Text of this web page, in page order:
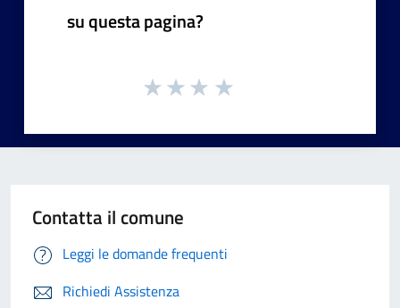
su questa pagina?
Contatta il comune
Leggi le domande frequenti
Richiedi Assistenza